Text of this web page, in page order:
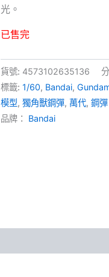
光。
已售完
貨號: 4573102635136
標籤:1/60, Bandai,
模型,獨角獸鋼彈,萬代,鋼彈
品牌： Bandai